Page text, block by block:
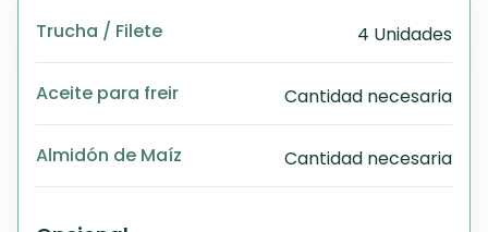
Trucha / Filete 4 Unidades
Aceite para freir Cantidad necesaria
Almidón de Maíz Cantidad necesaria